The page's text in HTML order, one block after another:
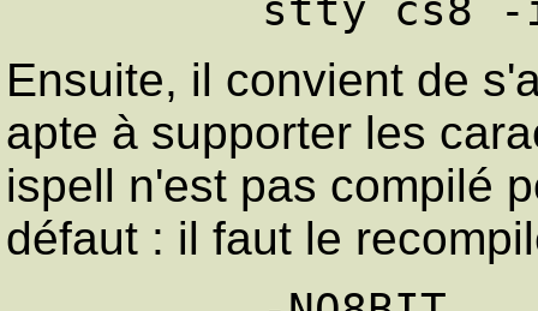
Ensuite, il convient de
apte à supporter les
ispell n'est pas compilé
défaut : il faut le